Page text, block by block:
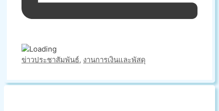
Categories
ข่าวประชาสัมพันธ์, งานการเงินและพัสดุ